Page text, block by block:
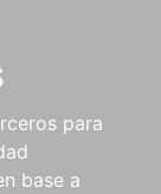
para
base a